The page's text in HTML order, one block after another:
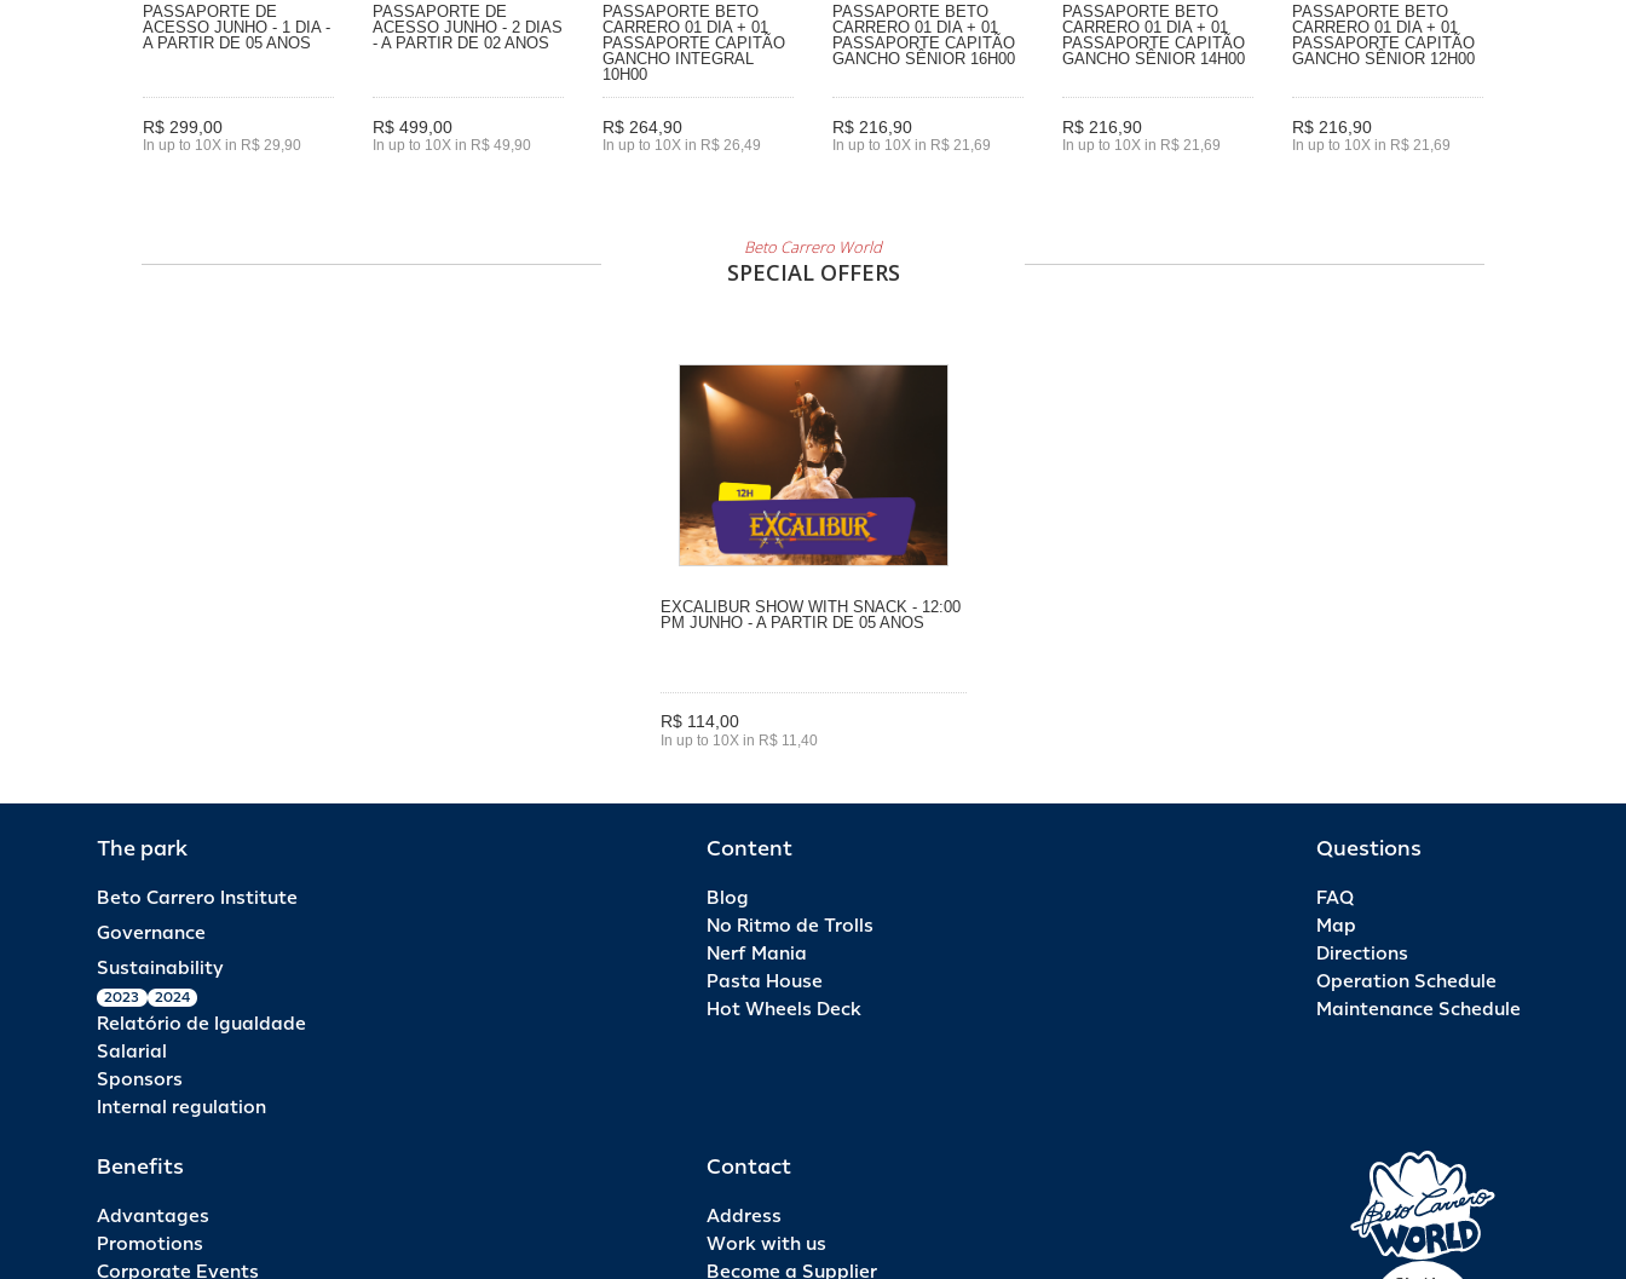
PASSAPORTE DE
ACESSO JUNHO - 1 DIA -
A PARTIR DE 05 ANOS
R$ 299,00
In up to 10X in R$ 29,90
PASSAPORTE DE
ACESSO JUNHO - 2 DIAS
- A PARTIR DE 02 ANOS
R$ 499,00
In up to 10X in R$ 49,90
PASSAPORTE BETO
CARRERO 01 DIA + 01
PASSAPORTE CAPITÃO
GANCHO INTEGRAL
10H00
R$ 264,90
In up to 10X in R$ 26,49
PASSAPORTE BETO
CARRERO 01 DIA + 01
PASSAPORTE CAPITÃO
GANCHO SÊNIOR 16H00
R$ 216,90
In up to 10X in R$ 21,69
PASSAPORTE BETO
CARRERO 01 DIA + 01
PASSAPORTE CAPITÃO
GANCHO SÊNIOR 14H00
R$ 216,90
In up to 10X in R$ 21,69
PASSAPORTE BETO
CARRERO 01 DIA + 01
PASSAPORTE CAPITÃO
GANCHO SÊNIOR 12H00
R$ 216,90
In up to 10X in R$ 21,69
Beto Carrero World
SPECIAL OFFERS
EXCALIBUR SHOW WITH SNACK - 12:00
PM JUNHO - A PARTIR DE 05 ANOS
R$ 114,00
In up to 10X in R$ 11,40
The park
Beto Carrero Institute
Governance
Sustainability
2023 2024
Relatório de Igualdade
Salarial
Sponsors
Internal regulation
Content
Blog
No Ritmo de Trolls
Nerf Mania
Pasta House
Hot Wheels Deck
Questions
FAQ
Map
Directions
Operation Schedule
Maintenance Schedule
Benefits
Advantages
Promotions
Corporate Events
Contact
Address
Work with us
Become a Supplier